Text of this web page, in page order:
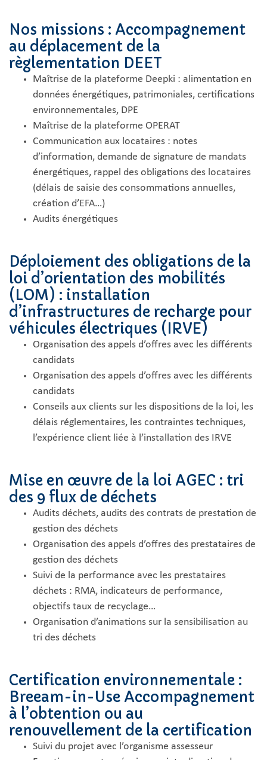
Nos missions : Accompagnement
au déplacement de la
règlementation DEET
Maîtrise de la plateforme Deepki : alimentation en
données énergétiques, patrimoniales, certifications
environnementales, DPE
Maîtrise de la plateforme OPERAT
Communication aux locataires : notes
d’information, demande de signature de mandats
énergétiques, rappel des obligations des locataires
(délais de saisie des consommations annuelles,
création d’EFA…)
Audits énergétiques
Déploiement des obligations de la
loi d’orientation des mobilités
(LOM) : installation
d’infrastructures de recharge pour
véhicules électriques (IRVE)
Organisation des appels d’offres avec les différents
candidats
Organisation des appels d’offres avec les différents
candidats
Conseils aux clients sur les dispositions de la loi, les
délais réglementaires, les contraintes techniques,
l’expérience client liée à l’installation des IRVE
Mise en œuvre de la loi AGEC : tri
des 9 flux de déchets
Audits déchets, audits des contrats de prestation de
gestion des déchets
Organisation des appels d’offres des prestataires de
gestion des déchets
Suivi de la performance avec les prestataires
déchets : RMA, indicateurs de performance,
objectifs taux de recyclage…
Organisation d’animations sur la sensibilisation au
tri des déchets
Certification environnementale :
Breeam-in-Use Accompagnement
à l’obtention ou au
renouvellement de la certification
Suivi du projet avec l’organisme assesseur